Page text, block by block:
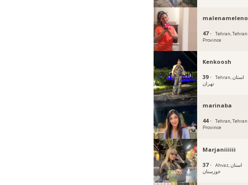
malenameleno
47 ·
Tehran, Tehran
Province
Kenkoosh
39 ·
Tehran, استان
تهران
marinaba
44 ·
Tehran, Tehran
Province
Marjaniiiiii
37 ·
Ahvaz, استان
خوزستان